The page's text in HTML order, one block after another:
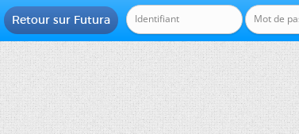
Retour sur Futura